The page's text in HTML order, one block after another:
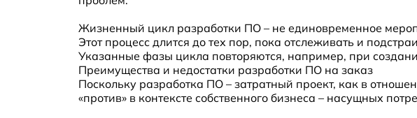
Жизненный цикл разработки ПО – не единовременное
Этот процесс длится до тех пор, пока отслеживать и
Указанные фазы цикла повторяются, например, при
Преимущества и недостатки разработки ПО на заказ
Поскольку разработка ПО – затратный проект, как в
«против» в контексте собственного бизнеса – насущных